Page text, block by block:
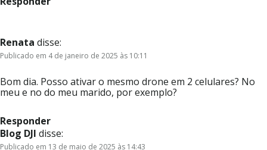
Renata disse:
Publicado em 4 de janeiro de 2025 às 10:11
Bom dia. Posso ativar o mesmo drone em 2 celulares? No
meu e no do meu marido, por exemplo?
Responder
Blog DJI disse:
Publicado em 13 de maio de 2025 às 14:43